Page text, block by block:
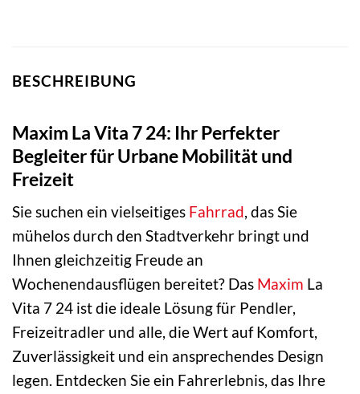
BESCHREIBUNG
Maxim La Vita 7 24: Ihr Perfekter
Begleiter für Urbane Mobilität und
Freizeit
Sie suchen ein vielseitiges Fahrrad, das Sie
mühelos durch den Stadtverkehr bringt und
Ihnen gleichzeitig Freude an
Wochenendausflügen bereitet? Das Maxim La
Vita 7 24 ist die ideale Lösung für Pendler,
Freizeitradler und alle, die Wert auf Komfort,
Zuverlässigkeit und ein ansprechendes Design
legen. Entdecken Sie ein Fahrerlebnis, das Ihre